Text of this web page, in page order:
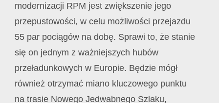
modernizacji RPM jest zwiększenie jego
przepustowości, w celu możliwości przejazdu
55 par pociągów na dobę. Sprawi to, że stanie
się on jednym z ważniejszych hubów
przeładunkowych w Europie. Będzie mógł
również otrzymać miano kluczowego punktu
na trasie Nowego Jedwabnego Szlaku,